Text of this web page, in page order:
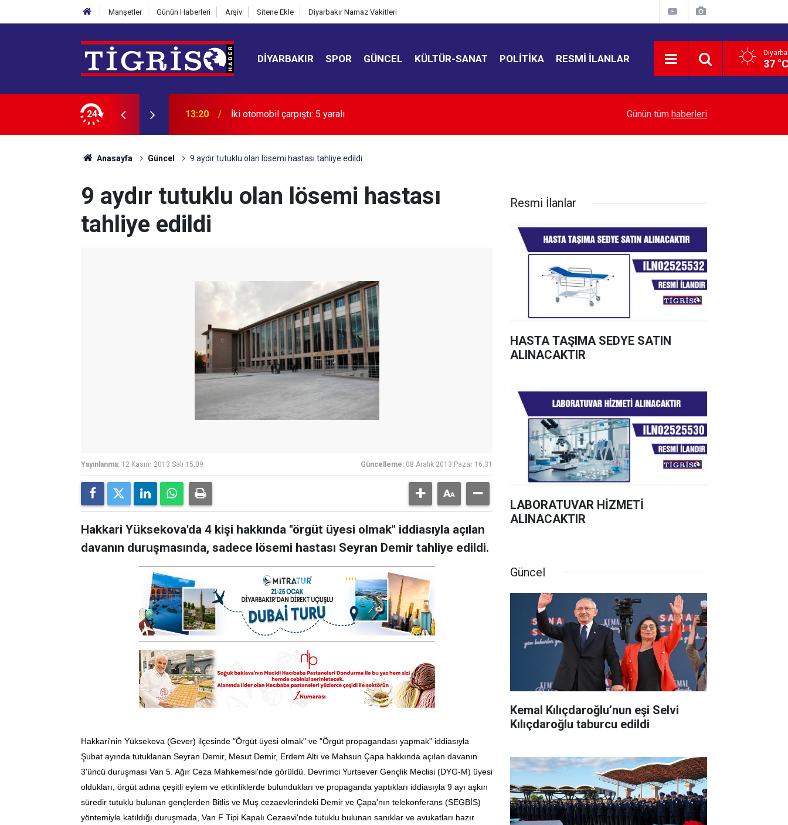
Manşetler Günün Haberleri Arşiv Sitene Ekle Diyarbakır Namaz Vakitleri
DIYARBAKIR SPOR GÜNCEL KÜLTÜR-SANAT POLITIKA RESMI İLANLAR 37
24 13:15 Diyarbakır’da manzara aynı: Çocuklar Anzele Suyu'nda serinliyor Hürmüz Boğazı gerilimi petrol fiyatlarını
Günün tüm haberleri
Anasayfa Güncel 9 aydır tutuklu olan lösemi hastası tahliye edildi
9 aydır tutuklu olan lösemi hastası
tahliye edildi
Yayınlanma: 12 Kasım 2013 Salı 15:09 Güncelleme: 08 Aralık 2013 Pazar 16:31
Hakkari Yüksekova'da 4 kişi hakkında "örgüt üyesi olmak" iddiasıyla açılan
davanın duruşmasında, sadece lösemi hastası Seyran Demir tahliye edildi.
Hakkari'nin Yüksekova (Gever) ilçesinde "Örgüt üyesi olmak" ve "Örgüt propagandası yapmak" iddiasıyla
Şubat ayında tutuklanan Seyran Demir, Mesut Demir, Erdem Altı ve Mahsun Çapa hakkında açılan davanın
3'üncü duruşması Van 5. Ağır Ceza Mahkemesi'nde görüldü. Devrimci Yurtsever Gençlik Meclisi (DYG-M) üyesi
oldukları, örgüt adına çeşitli eylem ve etkinliklerde bulundukları ve propaganda yaptıkları iddiasıyla 9 ayı aşkın
süredir tutuklu bulunan gençlerden Bitlis ve Muş cezaevlerindeki Demir ve Çapa'nın telekonferans (SEGBİS)
yöntemiyle katıldığı duruşmada, Van F Tipi Kapalı Cezaevi'nde tutuklu bulunan sanıklar ve avukatları hazır
Resmi İlanlar
HASTA TAŞIMA SEDYE SATIN
ALINACAKTIR
LABORATUVAR HİZMETİ
ALINACAKTIR
Güncel
Kemal Kılıçdaroğlu’nun eşi Selvi
Kılıçdaroğlu taburcu edildi